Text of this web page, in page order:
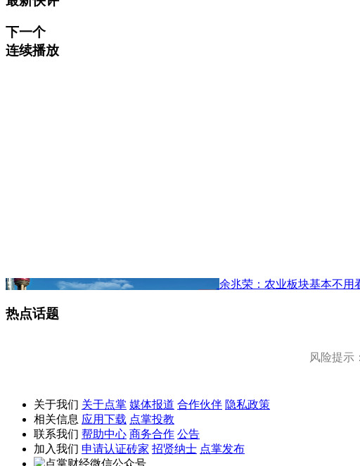
下一个
连续播放
余兆荣：农业板块基本不用
热点话题
风险提示
关于我们 关于点掌 媒体报道 合作伙伴 隐私政策
相关信息 应用下载 点掌投教
联系我们 帮助中心 商务合作 公告
加入我们 申请认证砖家 招贤纳士 点掌发布